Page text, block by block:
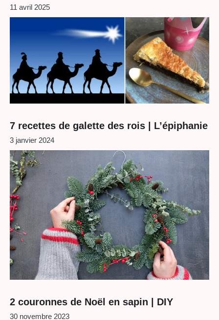
11 avril 2025
7 recettes de galette des rois | L’épiphanie
3 janvier 2024
2 couronnes de Noël en sapin | DIY
30 novembre 2023